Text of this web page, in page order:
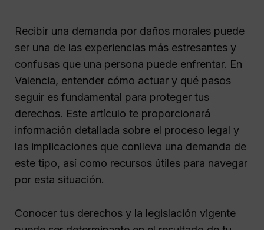
Recibir una demanda por daños morales puede
ser una de las experiencias más estresantes y
confusas que una persona puede enfrentar. En
Valencia, entender cómo actuar y qué pasos
seguir es fundamental para proteger tus
derechos. Este artículo te proporcionará
información detallada sobre el proceso legal y
las implicaciones que conlleva una demanda de
este tipo, así como recursos útiles para navegar
por esta situación.
Conocer tus derechos y la legislación vigente